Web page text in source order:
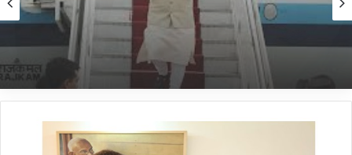
12 hours ago
*2025 ರಲ್ಲಿ ಪ್ರಧಾನಮಂತ್ರಿ ಅವರ ವಿದೇಶಕ್ಕೆ ತಗುಲಿದ
ಒಟ್ಟು ವೆಚ್ಚ ಎಷ್ಟು ಗೋತ್ತಾ..?*